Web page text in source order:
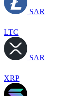
SAR
LTC
SAR
XRP